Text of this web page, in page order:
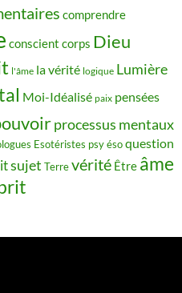
comprendre
conscient corps Dieu
l'âme la vérité logique Lumière
Moi-Idéalisé paix pensées
processus mentaux
Esotéristes psy ésoquestion
sujet Terrevérité Être âme